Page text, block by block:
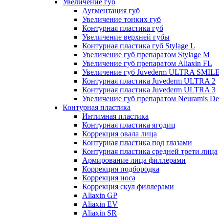
Увеличение губ
Аугментация губ
Увеличение тонких губ
Контурная пластика губ
Увеличение верхней губы
Контурная пластика губ Stylage L
Увеличение губ препаратом Stylage M
Увеличение губ препаратом Aliaxin FL
Увеличение губ Juvederm ULTRA
Контурная пластика Juvederm ULTRA 2
Контурная пластика Juvederm ULTRA 3
Увеличение губ препаратом Neuramis
Контурная пластика
Интимная пластика
Контурная пластика ягодиц
Коррекция овала лица
Контурная пластика под глазами
Контурная пластика средней трети лица
Армирование лица филлерами
Коррекция подбородка
Коррекция носа
Коррекция скул филлерами
Aliaxin GP
Aliaxin EV
Aliaxin SR